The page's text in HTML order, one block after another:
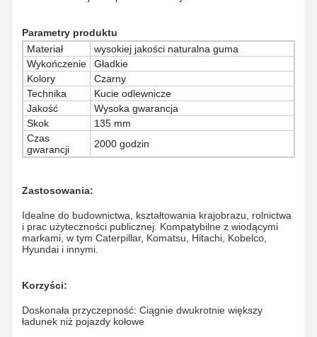
O Nas
Wycieczka
Po Fabryce
Kontrola
Jakości
Aktualności
Wszystkie
Przypadki
Wycenę
części podwozia
Rolka gąsienicowa
Włókno nośne
Zębatka łańcuchowa
Parametry produktu
Materiał
wysokiej jakości naturalna guma
Wykończenie
Gładkie
Kolory
Czarny
Technika
Kucie odlewnicze
Jakość
Wysoka gwarancja
Skok
135 mm
Czas
gwarancji
2000 godzin
Zastosowania:
Idealne do budownictwa, kształtowania krajobrazu, rolnictwa
i prac użyteczności publicznej. Kompatybilne z wiodącymi
markami, w tym Caterpillar, Komatsu, Hitachi, Kobelco,
Hyundai i innymi.
Korzyści:
Doskonała przyczepność: Ciągnie dwukrotnie większy
ładunek niż pojazdy kołowe